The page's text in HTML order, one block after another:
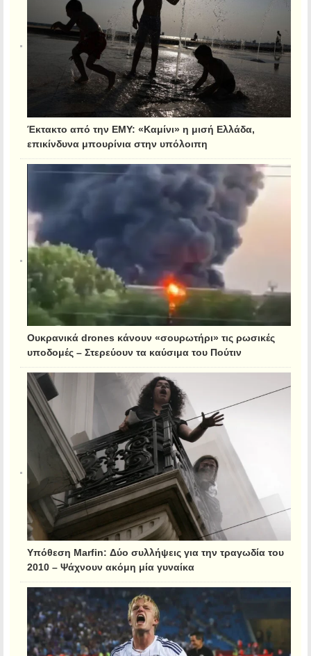
Έκτακτο από την ΕΜΥ: «Καμίνι» η μισή Ελλάδα,
επικίνδυνα μπουρίνια στην υπόλοιπη
Ουκρανικά drones κάνουν «σουρωτήρι» τις ρωσικές
υποδομές – Στερεύουν τα καύσιμα του Πούτιν
Υπόθεση Marfin: Δύο συλλήψεις για την τραγωδία του
2010 – Ψάχνουν ακόμη μία γυναίκα